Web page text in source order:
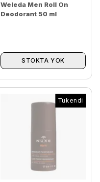
Weleda Men Roll On
Deodorant 50 ml
STOKTA YOK
Tükendi